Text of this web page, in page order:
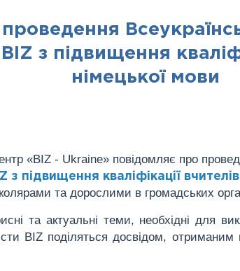
з підвищення
німецької мови
«BIZ - Ukraine» повідомляє про
з підвищення кваліфікації
та дорослими в громадських
та актуальні теми, необхідні для
BIZ поділяться досвідом, отриманим